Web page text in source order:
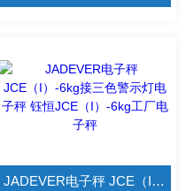
JADEVER电子秤 JCE（I）-6kg接三色警示灯电子秤 钰恒JCE（I）-6kg工厂电子秤